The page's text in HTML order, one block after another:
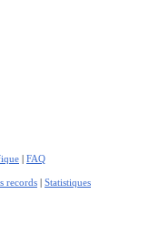
| FAQ
records | Statistiques